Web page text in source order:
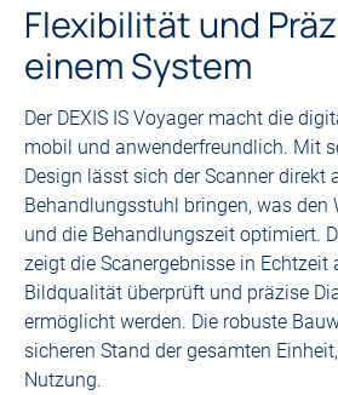
Flexibilität und
einem System
Der DEXIS IS Voyager macht die
mobil und anwenderfreundlich. Mit
Design lässt sich der Scanner direkt
Behandlungsstuhl bringen, was den
und die Behandlungszeit optimiert.
zeigt die Scanergebnisse in Echtzeit
Bildqualität überprüft und präzise
ermöglicht werden. Die robuste
sicheren Stand der gesamten
Nutzung.